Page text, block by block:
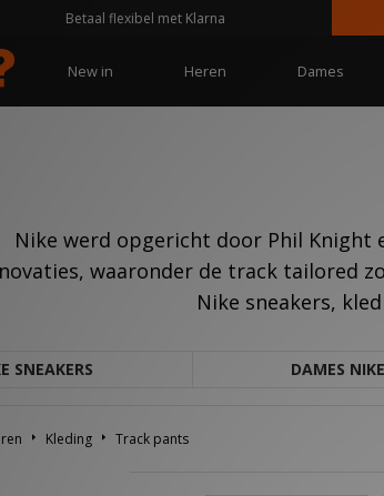
Betaal flexibel met Klarna
New in Heren Dames
Nike werd opgericht door Phil Knight
waaronder de track tailored
Nike sneakers,
SNEAKERS DAMES
Kleding Track pants